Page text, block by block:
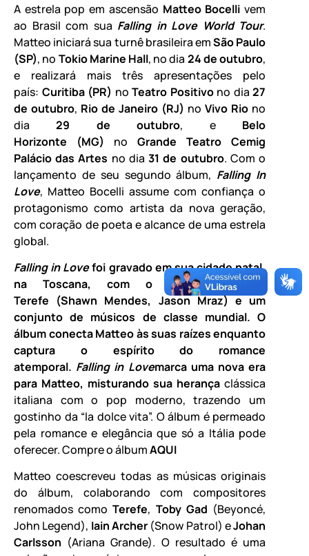
A estrela pop em ascensão Matteo Bocelli vem
ao Brasil com sua Falling in Love World Tour.
Matteo iniciará sua turnê brasileira emSão Paulo
(SP), no Tokio Marine Hall, no dia 24 de outubro,
e realizará mais três apresentações pelo
país: Curitiba (PR) noTeatro Positivono dia27
de outubro, Rio de Janeiro (RJ) noVivo Rio no
dia29 de outubro, e Belo
Horizonte
(MG) noGrande Teatro Cemig
Palácio das Artes no dia31 de outubro. Com o
lançamento de seu segundo álbum, Falling In
Love, Matteo Bocelli assume com confiança o
protagonismo como artista da nova geração,
com coração de poeta e alcance de uma estrela
global.
Falling in Lovefoi gravado em sua cidade natal,
na Toscana, com o produtor Martin
Terefe (Shawn Mendes, Jason Mraz) e um
conjunto de músicos de classe mundial. O
álbum conecta Matteo às suas raízes enquanto
captura o espírito do romance
atemporal. Falling in Lovemarca uma nova era
para Matteo, misturando sua herançaclássica
italiana com o pop moderno, trazendo um
gostinho da “la dolce vita”. O álbum é permeado
pela romance e elegância que só a Itália pode
oferecer. Compre o álbumAQUI
Matteo coescreveu todas as músicas originais
do álbum, colaborando com compositores
renomados comoTerefe, Toby Gad (Beyoncé,
John Legend), Iain Archer(Snow Patrol) eJohan
Carlsson (Ariana Grande). O resultado é uma